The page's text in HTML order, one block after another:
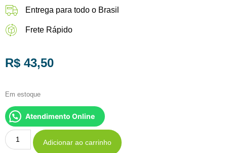
Entrega para todo o Brasil
Frete Rápido
R$ 43,50
Em estoque
Atendimento Online
Adicionar ao carrinho